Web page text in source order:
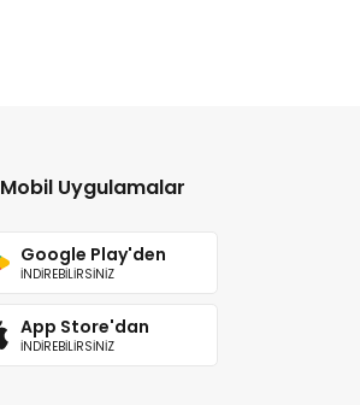
Mobil Uygulamalar
Google Play'den
İNDİREBİLİRSİNİZ
App Store'dan
İNDİREBİLİRSİNİZ